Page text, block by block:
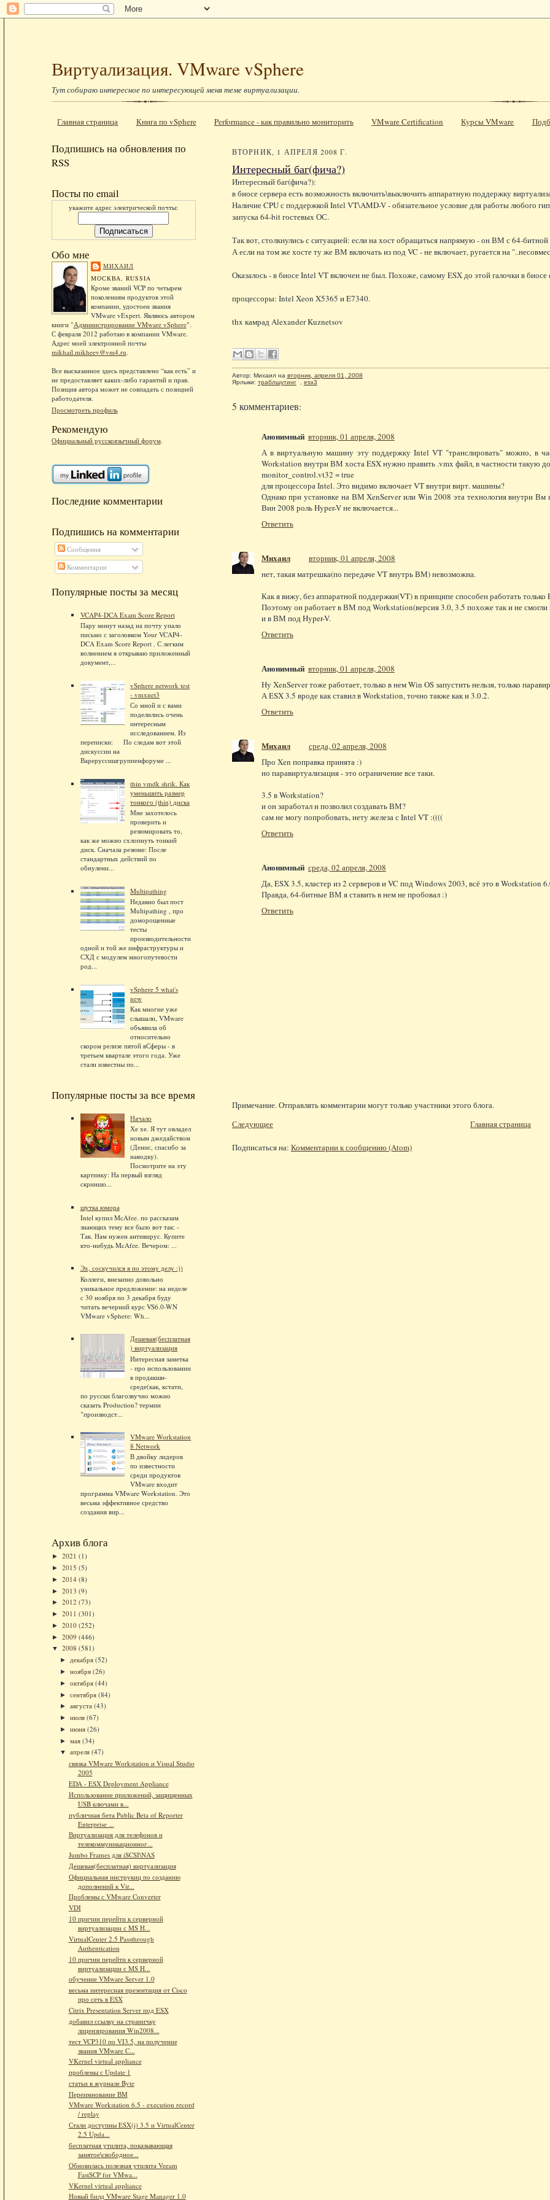
Виртуализация. VMware vSphere
Тут собираю интересное по интересующей меня теме виртуализации.
Главная страница Книга по vSphere Performance - как правильно мониторить VMware Certification Курсы VMware
Подпишись на обновления по
RSS
Посты по email
укажите адрес электрической почты:
Обо мне
МИХАИЛ
МОСКВА, RUSSIA
Кроме званий VCP по четырем
поколениям продуктов этой
компании, удостоен звания
VMware vExpert. Являюсь автором
книги "Администрирование VMware vSphere".
С февраля 2012 работаю в компании VMware.
Адрес моей электронной почты
mikhail.mikheev@vm4.ru.
Все высказанное здесь представлено “как есть” и
не предоставляет каких-либо гарантий и прав.
Позиция автора может не совпадать с позицией
работодателя.
Просмотреть профиль
Рекомендую
Официальный русскоязычный форум.
Последние комментарии
Подпишись на комментарии
Сообщения
Комментарии
Популярные посты за месяц
VCAP4-DCA Exam Score Report
Пару минут назад на почту упало
письмо с заголовком Your VCAP4-
DCA Exam Score Report . С легким
волнением я открываю приложенный
документ,...
vSphere network test
- vmxnet3
Со мной и с вами
поделились очень
интересным
исследованием. Из
переписки: По следам вот этой
дискуссии на
Вареруссишгруппенфоруме ...
thin vmdk shrik. Как
уменьшить размер
тонкого (thin) диска
Мне захотелось
проверить и
резюмировать то,
как же можно схлопнуть тонкий
диск. Сначала резюме: После
стандартных действий по
обнулени...
Multipathing
Недавно был пост
Multipathing , про
доморощенные
тесты
производительности
одной и той же инфраструктуры и
СХД с модулем многопутевости
род...
vSphere 5 what's
new
Как многие уже
слышали, VMware
объявила об
относительно
скором релизе пятой вСферы - в
третьем квартале этого года. Уже
стали известны по...
Популярные посты за все время
Начало
Хе хе. Я тут овладел
новым джедайством
(Денис, спасибо за
наводку).
Посмотрите на эту
картинку: На первый взгляд
скриншо...
шутка юмора
Intel купил McAfee. по рассказам
знающих тему все было вот так: -
Так. Нам нужен антивирус. Купите
кто-нибудь McAfee. Вечером: ...
Эх, соскучился я по этому делу :))
Коллеги, внезапно довольно
уникальное предложение: на неделе
с 30 ноября по 3 декабря буду
читать вечерний курс VS6.0-WN
VMware vSphere: Wh...
Дешевая(бесплатная
) виртуализация
Интересная заметка
- про использовании
в продакшн-
среде(как, кстати,
по русски благозвучно можно
сказать Production? термин
"производст...
VMware Workstation
8 Network
В двойку лидеров
по известности
среди продуктов
VMware входит
программа VMware Workstation. Это
весьма эффективное средство
создания вир...
Архив блога
► 2021 (1)
► 2015 (5)
► 2014 (8)
► 2013 (9)
► 2012 (73)
► 2011 (301)
► 2010 (252)
► 2009 (446)
▼ 2008 (581)
► декабря (52)
► ноября (26)
► октября (44)
► сентября (84)
► августа (43)
► июля (67)
► июня (26)
► мая (34)
▼ апреля (47)
связка VMware Workstation и Visual Studio
2005
EDA - ESX Deployment Appliance
Использование приложений, защищенных
USB ключами в...
публичная бета Public Beta of Reporter
Enterprise ...
Виртуализация для телефонов и
телекоммуникационног...
Jumbo Frames для iSCSI\NAS
Дешевая(бесплатная) виртуализация
Официальная инструкиц по созданию
дополнений к Vir...
Проблемы с VMware Converter
VDI
10 причин перейти к серверной
виртуализации с MS H...
VirtualCenter 2.5 Passthrough
Authentication
10 причин перейти к серверной
виртуализации с MS H...
обучение VMware Server 1.0
весьма интересная презентация от Cisco
про сеть в ESX
Citrix Presentation Server под ESX
добавил ссылку на страничку
лицензирования Win2008...
тест VCP310 по VI3.5, на получение
звания VMware C...
VKernel virtual appliance
проблемы с Update 1
статьи в журнале Byte
Переимнование ВМ
VMware Workstation 6.5 - execution record
/ replay
Стали доступны ESX(i) 3.5 и VirtualCenter
2.5 Upda...
бесплатная утилита, показывающая
занятое\свободное...
Обновилась полезная утилита Veeam
FastSCP for VMwa...
VKernel virtual appliance
Новый билд VMware Stage Manager 1.0
ВТОРНИК, 1 АПРЕЛЯ 2008 Г.
Интересный баг(фича?)
Интересный баг(фича?):
в биосе сервера есть возможность включить\выключить аппаратную поддержку
Наличие CPU с поддержкой Intel VT\AMD-V - обязательное условие для работы любого
запуска 64-bit гостевых ОС.
Так вот, столкнулись с ситуацией: если на хост обращаться напрямую - он ВМ с 64-
А если на том же хосте ту же ВМ включать из под VC - не включает, ругается на
Оказалось - в биосе Intel VT включен не был. Похоже, самому ESX до этой галочки в биосе
процессоры: Intel Xeon X5365 и E7340.
thx камрад Alexander Kuznetsov
Автор: Михаил на вторник, апреля 01, 2008
Ярлыки: траблшутинг esx3
5 комментариев:
Анонимный вторник, 01 апреля, 2008
А в виртуальную машину эту поддержку Intel VT "транслировать" можно, в
Workstation внутри ВМ хоста ESX нужно править .vmx файл, в частности такую
monitor_control.vt32 = true
для процессора Intel. Это видимо включает VT внутри вирт. машины?
Однако при установке на ВМ XenServer или Win 2008 эта технология внутри Вм
Вин 2008 роль Hyper-V не включается...
Ответить
Михаил
вторник, 01 апреля, 2008
нет, такая матрешка(по передаче VT внутрь ВМ) невозможна.
Как я вижу, без аппаратной поддержки(VT) в принципе способен работать только
Поэтому он работает в ВМ под Workstation(версия 3.0, 3.5 похоже так и не смогли
и в ВМ под Hyper-V.
Ответить
Анонимный вторник, 01 апреля, 2008
Ну XenServer тоже работает, только в нем Win OS запустить нельзя, только
А ESX 3.5 вроде как ставил в Workstation, точно также как и 3.0.2.
Ответить
Михаил
среда, 02 апреля, 2008
Про Xen поправка принята :)
но паравиртуализация - это ограничение все таки.
3.5 в Workstation?
и он заработал и позволил создавать ВМ?
сам не могу попробовать, нету железа с Intel VT :((((
Ответить
Анонимный среда, 02 апреля, 2008
Да, ESX 3.5, кластер из 2 серверов и VC под Windows 2003, всё это в
Правда, 64-битные ВМ я ставить в нем не пробовал :)
Ответить
Примечание. Отправлять комментарии могут только участники этого блога.
Следующее
Главная страница
Подписаться на: Комментарии к сообщению (Atom)